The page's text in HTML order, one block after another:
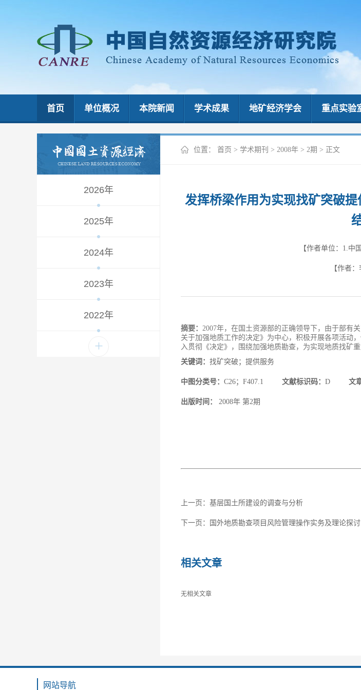
首页 单位概况 本院新闻 学术成果 地矿经济学会 重点实验
2026年
2025年
2024年
2023年
2022年
+
位置： 首页 > 学术期刊 > 2008年 > 2期 > 正文
发挥桥梁作用为实现找矿突破
【作者单位：1.中
【作者
摘要： 2007年，在国土资源部的正确领导下，由于部有
关于加强地质工作的决定》为中心，积极开展各项活动
入贯彻《决定》，围绕加强地质勘查，为实现地质找矿
关键词： 找矿突破；提供服务
中图分类号： C26；F407.1 文献标识码： D 文
出版时间： 2008年 第2期
上一页： 基层国土所建设的调查与分析
下一页： 国外地质勘查项目风险管理操作实务及理论探讨
相关文章
无相关文章
网站导航